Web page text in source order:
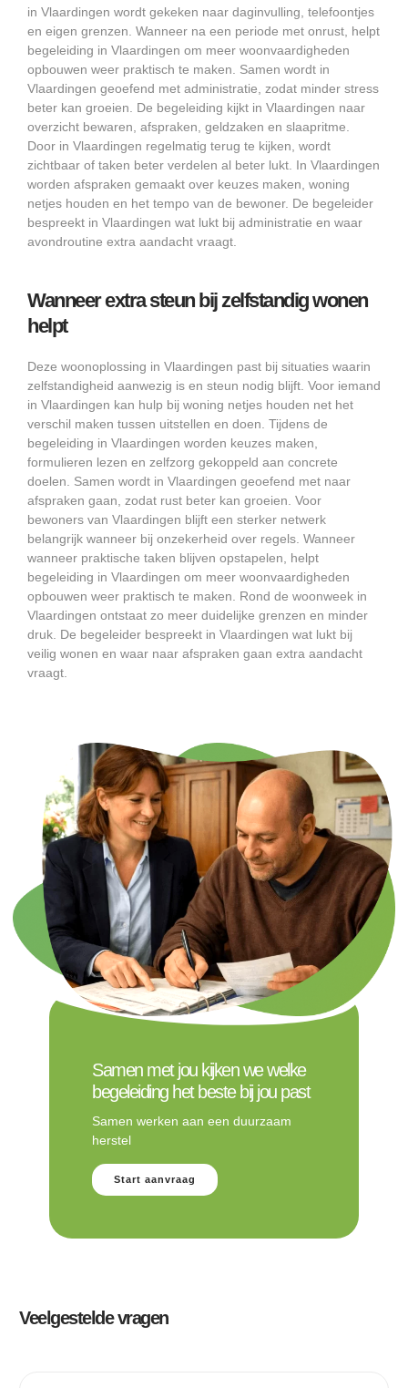
in Vlaardingen wordt gekeken naar daginvulling, telefoontjes
en eigen grenzen. Wanneer na een periode met onrust, helpt
begeleiding in Vlaardingen om meer woonvaardigheden
opbouwen weer praktisch te maken. Samen wordt in
Vlaardingen geoefend met administratie, zodat minder stress
beter kan groeien. De begeleiding kijkt in Vlaardingen naar
overzicht bewaren, afspraken, geldzaken en slaapritme.
Door in Vlaardingen regelmatig terug te kijken, wordt
zichtbaar of taken beter verdelen al beter lukt. In Vlaardingen
worden afspraken gemaakt over keuzes maken, woning
netjes houden en het tempo van de bewoner. De begeleider
bespreekt in Vlaardingen wat lukt bij administratie en waar
avondroutine extra aandacht vraagt.
Wanneer extra steun bij zelfstandig wonen
helpt
Deze woonoplossing in Vlaardingen past bij situaties waarin
zelfstandigheid aanwezig is en steun nodig blijft. Voor iemand
in Vlaardingen kan hulp bij woning netjes houden net het
verschil maken tussen uitstellen en doen. Tijdens de
begeleiding in Vlaardingen worden keuzes maken,
formulieren lezen en zelfzorg gekoppeld aan concrete
doelen. Samen wordt in Vlaardingen geoefend met naar
afspraken gaan, zodat rust beter kan groeien. Voor
bewoners van Vlaardingen blijft een sterker netwerk
belangrijk wanneer bij onzekerheid over regels. Wanneer
wanneer praktische taken blijven opstapelen, helpt
begeleiding in Vlaardingen om meer woonvaardigheden
opbouwen weer praktisch te maken. Rond de woonweek in
Vlaardingen ontstaat zo meer duidelijke grenzen en minder
druk. De begeleider bespreekt in Vlaardingen wat lukt bij
veilig wonen en waar naar afspraken gaan extra aandacht
vraagt.
Samen met jou kijken we welke
begeleiding het beste bij jou past
Samen werken aan een duurzaam
herstel
Start aanvraag
Veelgestelde vragen